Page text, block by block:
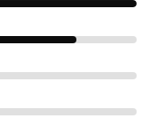
im
Dieser
durch ein
sodass du es für